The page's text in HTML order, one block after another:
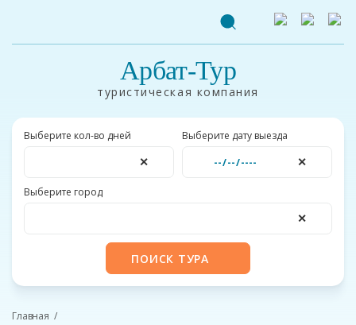
Арбат-Тур
туристическая компания
Выберите кол-во дней
✕
Выберите дату выезда
✕
Выберите город
✕
ПОИСК ТУРА
Главная